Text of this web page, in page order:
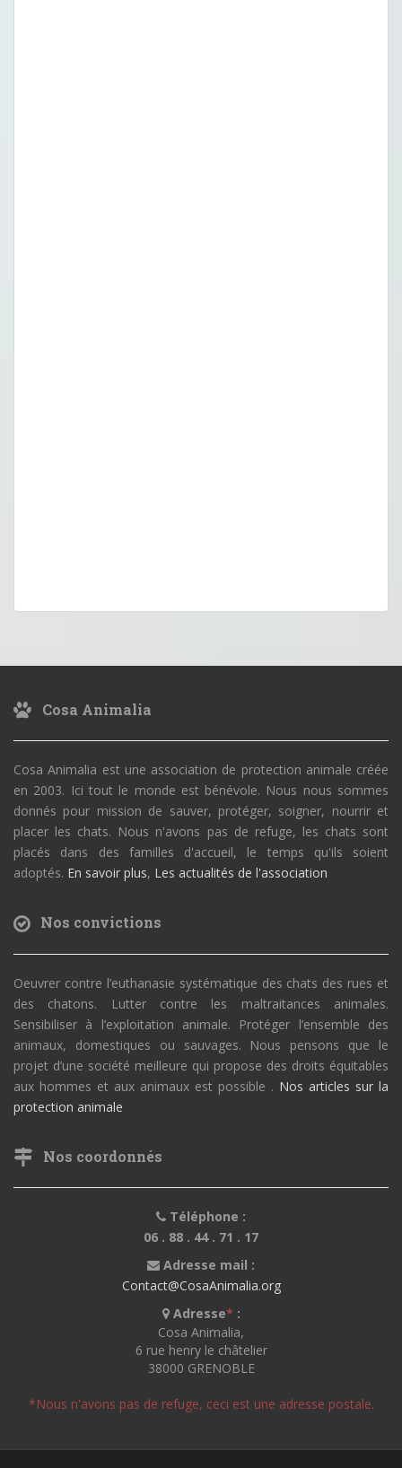
Cosa Animalia
Cosa Animalia est une association de protection animale créée
en 2003. Ici tout le monde est bénévole. Nous nous sommes
donnés pour mission de sauver, protéger, soigner, nourrir et
placer les chats. Nous n'avons pas de refuge, les chats sont
placés dans des familles d'accueil, le temps qu'ils soient
adoptés. En savoir plus, Les actualités de l'association
Nos convictions
Oeuvrer contre l’euthanasie systématique des chats des rues et
des chatons. Lutter contre les maltraitances animales.
Sensibiliser à l’exploitation animale. Protéger l’ensemble des
animaux, domestiques ou sauvages. Nous pensons que le
projet d’une société meilleure qui propose des droits équitables
aux hommes et aux animaux est possible . Nos articles sur la
protection animale
Nos coordonnés
Téléphone :
06 . 88 . 44 . 71 . 17
Adresse mail :
Contact@CosaAnimalia.org
Adresse* :
Cosa Animalia,
6 rue henry le châtelier
38000 GRENOBLE
*Nous n'avons pas de refuge, ceci est une adresse postale.